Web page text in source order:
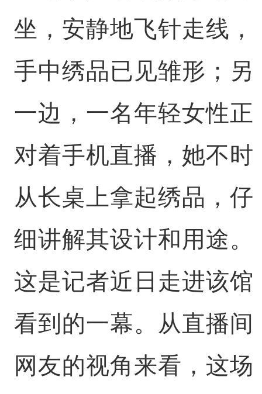
坐，安静地飞针走线，
手中绣品已见雏形；另
一边，一名年轻女性正
对着手机直播，她不时
从长桌上拿起绣品，仔
细讲解其设计和用途。
这是记者近日走进该馆
看到的一幕。从直播间
网友的视角来看，这场